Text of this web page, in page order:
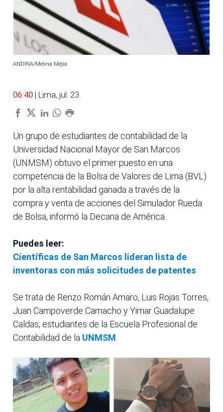
ANDINA/Melina Mejía
06:40 | Lima, jul. 23.
Un grupo de estudiantes de contabilidad de la
Universidad Nacional Mayor de San Marcos
(UNMSM) obtuvo el primer puesto en una
competencia de la Bolsa de Valores de Lima (BVL)
por la alta rentabilidad ganada a través de la
compra y venta de acciones del Simulador Rueda
de Bolsa, informó la Decana de América.
Puedes leer:
Científicas de San Marcos lideran lista de
inventoras con más solicitudes de patentes
Se trata de Renzo Román Amaro, Luis Rojas Torres,
Juan Campoverde Camacho y Yimar Guadalupe
Caldas, estudiantes de la Escuela Profesional de
Contabilidad de la UNMSM